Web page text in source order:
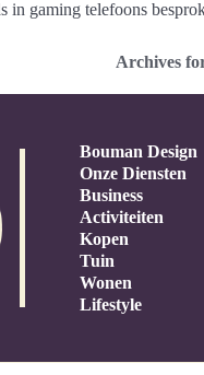
in gaming telefoons
Archives
Bouman Design
Onze Diensten
Business
Activiteiten
Kopen
Tuin
Wonen
Lifestyle